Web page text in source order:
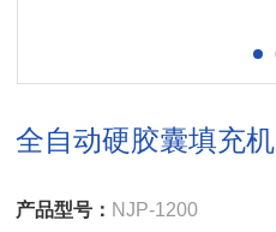
全自动硬胶囊填充机
产品型号： NJP-1200